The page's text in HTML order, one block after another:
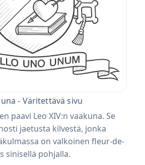
- Väritettävä sivu
paavi Leo XIV:n vaakuna. Se
jaetusta kilvestä, jonka
on valkoinen fleur-de-
sinisellä pohjalla.